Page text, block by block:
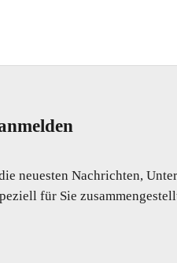
neuesten Nachrichten,
für Sie